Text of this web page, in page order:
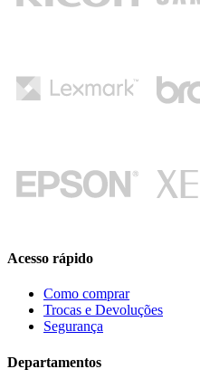
Acesso rápido
Como comprar
Trocas e Devoluções
Segurança
Departamentos